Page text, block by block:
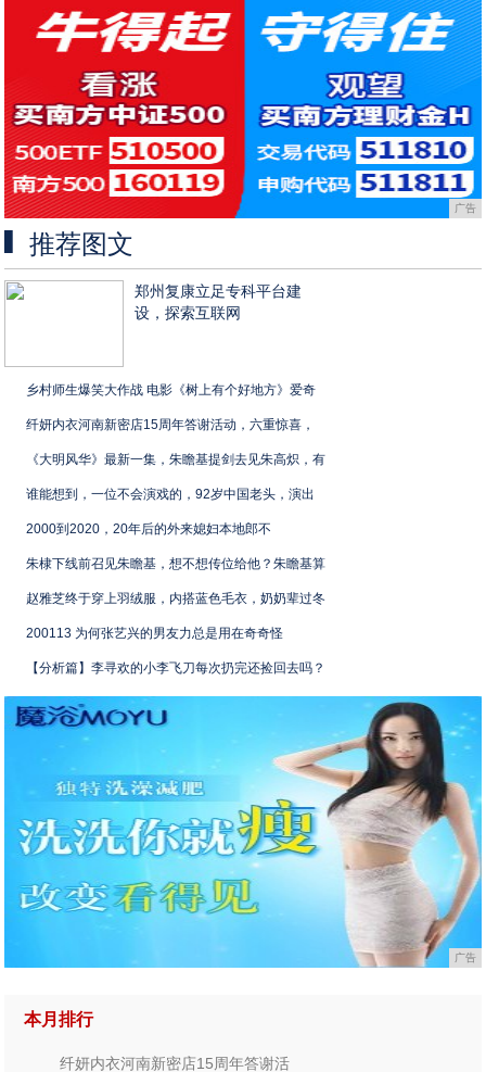
广告
推荐图文
郑州复康立足专科平台建
设，探索互联网
乡村师生爆笑大作战 电影《树上有个好地方》爱奇
纤妍内衣河南新密店15周年答谢活动，六重惊喜，
《大明风华》最新一集，朱瞻基提剑去见朱高炽，有
谁能想到，一位不会演戏的，92岁中国老头，演出
2000到2020，20年后的外来媳妇本地郎不
朱棣下线前召见朱瞻基，想不想传位给他？朱瞻基算
赵雅芝终于穿上羽绒服，内搭蓝色毛衣，奶奶辈过冬
200113 为何张艺兴的男友力总是用在奇奇怪
【分析篇】李寻欢的小李飞刀每次扔完还捡回去吗？
广告
本月排行
纤妍内衣河南新密店15周年答谢活